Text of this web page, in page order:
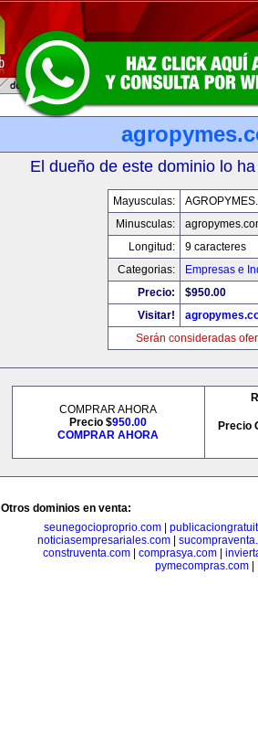
El dueño de este dominio lo
Mayusculas:
Minusculas:
Longitud:
9 caracteres
Categorias:
Empresas e
Precio:
$950.00
Visitar!
Serán consideradas
COMPRAR AHORA
Precio $950.00
COMPRAR AHORA
Precio
Otros dominios en venta:
seunegocioproprio.com
noticiasempresariales.com|
construventa.com| comprasya.com|
pymecompras.com|